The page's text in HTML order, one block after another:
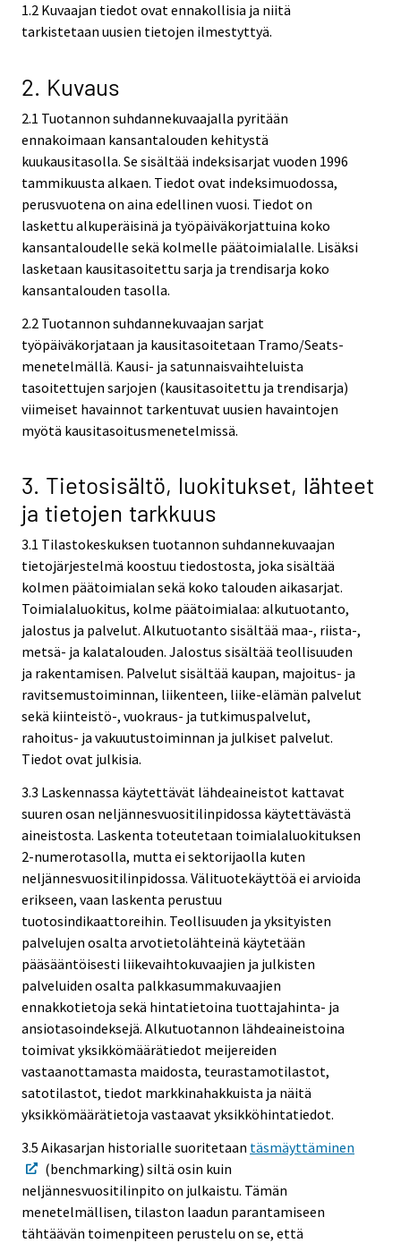
1.2 Kuvaajan tiedot ovat ennakollisia ja niitä
tarkistetaan uusien tietojen ilmestyttyä.
2. Kuvaus
2.1 Tuotannon suhdannekuvaajalla pyritään
ennakoimaan kansantalouden kehitystä
kuukausitasolla. Se sisältää indeksisarjat vuoden 1996
tammikuusta alkaen. Tiedot ovat indeksimuodossa,
perusvuotena on aina edellinen vuosi. Tiedot on
laskettu alkuperäisinä ja työpäiväkorjattuina koko
kansantaloudelle sekä kolmelle päätoimialalle. Lisäksi
lasketaan kausitasoitettu sarja ja trendisarja koko
kansantalouden tasolla.
2.2 Tuotannon suhdannekuvaajan sarjat
työpäiväkorjataan ja kausitasoitetaan Tramo/Seats-
menetelmällä. Kausi- ja satunnaisvaihteluista
tasoitettujen sarjojen (kausitasoitettu ja trendisarja)
viimeiset havainnot tarkentuvat uusien havaintojen
myötä kausitasoitusmenetelmissä.
3. Tietosisältö, luokitukset, lähteet
ja tietojen tarkkuus
3.1 Tilastokeskuksen tuotannon suhdannekuvaajan
tietojärjestelmä koostuu tiedostosta, joka sisältää
kolmen päätoimialan sekä koko talouden aikasarjat.
Toimialaluokitus, kolme päätoimialaa: alkutuotanto,
jalostus ja palvelut. Alkutuotanto sisältää maa-, riista-,
metsä- ja kalatalouden. Jalostus sisältää teollisuuden
ja rakentamisen. Palvelut sisältää kaupan, majoitus- ja
ravitsemustoiminnan, liikenteen, liike-elämän palvelut
sekä kiinteistö-, vuokraus- ja tutkimuspalvelut,
rahoitus- ja vakuutustoiminnan ja julkiset palvelut.
Tiedot ovat julkisia.
3.3 Laskennassa käytettävät lähdeaineistot kattavat
suuren osan neljännesvuositilinpidossa käytettävästä
aineistosta. Laskenta toteutetaan toimialaluokituksen
2-numerotasolla, mutta ei sektorijaolla kuten
neljännesvuositilinpidossa. Välituotekäyttöä ei arvioida
erikseen, vaan laskenta perustuu
tuotosindikaattoreihin. Teollisuuden ja yksityisten
palvelujen osalta arvotietolähteinä käytetään
pääsääntöisesti liikevaihtokuvaajien ja julkisten
palveluiden osalta palkkasummakuvaajien
ennakkotietoja sekä hintatietoina tuottajahinta- ja
ansiotasoindeksejä. Alkutuotannon lähdeaineistoina
toimivat yksikkömäärätiedot meijereiden
vastaanottamasta maidosta, teurastamotilastot,
satotilastot, tiedot markkinahakkuista ja näitä
yksikkömäärätietoja vastaavat yksikköhintatiedot.
3.5 Aikasarjan historialle suoritetaan täsmäyttäminen
(benchmarking) siltä osin kuin
neljännesvuositilinpito on julkaistu. Tämän
menetelmällisen, tilaston laadun parantamiseen
tähtäävän toimenpiteen perustelu on se, että